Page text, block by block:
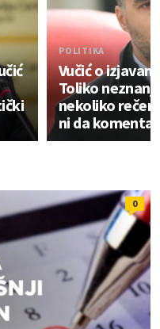
POLITIKA
Vučić o
Toliko
nekoliko
ni da
0